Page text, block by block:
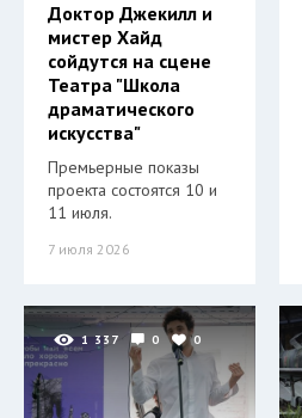
Доктор Джекилл и
мистер Хайд
сойдутся на сцене
Театра "Школа
драматического
искусства"
Премьерные показы
проекта состоятся 10 и
11 июля.
7 июля 2026
1 337 0 0